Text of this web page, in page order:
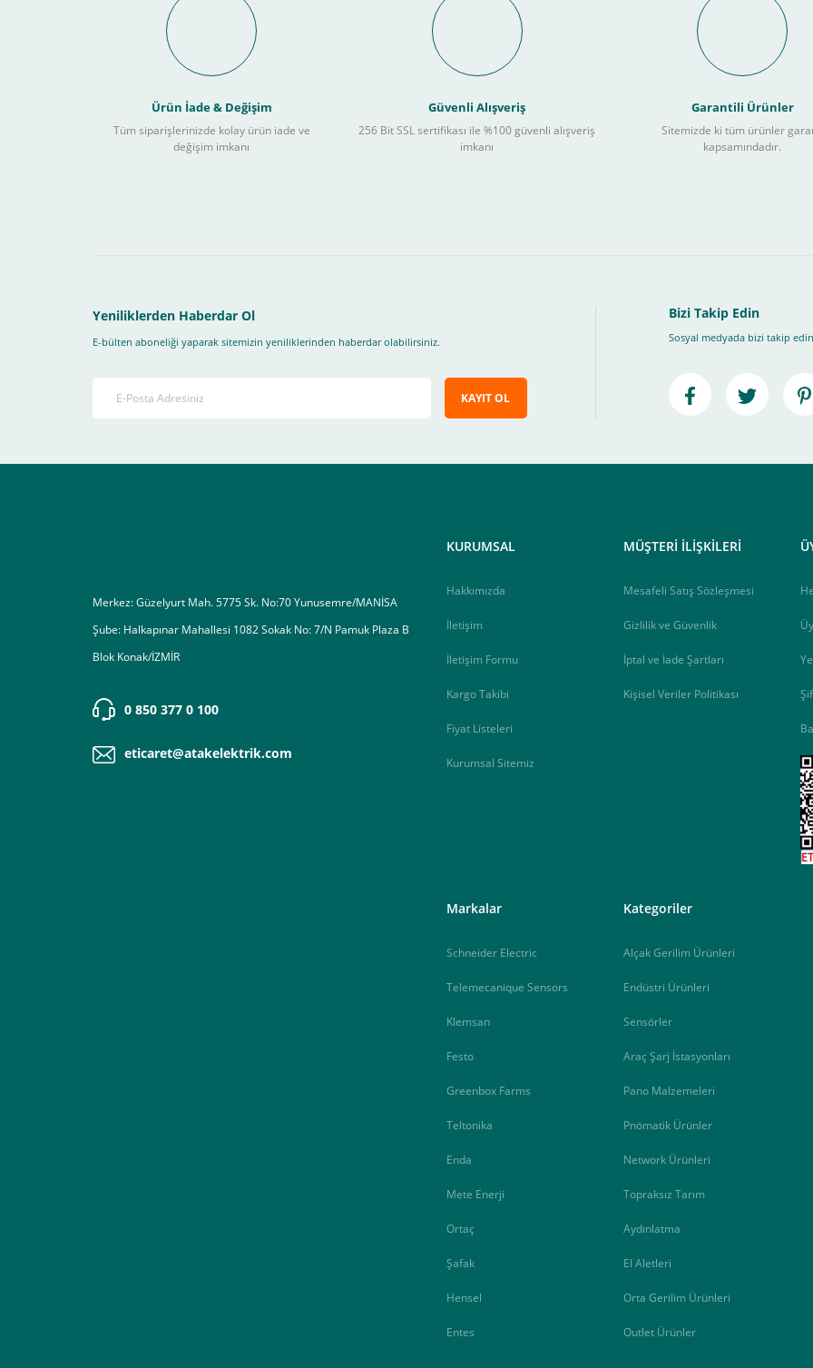
Schneider Electric Sanal POS ile Vade Farksız Taksit
Kullanılır ?
Sitemizden yapacağınız tüm alışverişlerde aşağıdaki adımları takip ederek peşin fiyatına 3 Taksit seçenekleri bankaya göre
4-Son olarak siparişi vermiş olduğunuz e-posta adresinize ileteceğimiz link üzerinden tıklayarak 3D Secure güvenli ödeme ile ödemenizi
Ürün İade & Değişim
Tüm siparişlerinizde kolay ürün iade ve
değişim imkanı
Güvenli Alışveriş
256 Bit SSL sertifikası ile %100 güvenli alışveriş
imkanı
Garantili Ürünler
Sitemizde ki tüm ürünler
kapsamındadır.
Yeniliklerden Haberdar Ol
E-bülten aboneliği yaparak sitemizin yeniliklerinden haberdar olabilirsiniz.
KAYIT OL
Bizi Takip Edin
Sosyal medyada bizi takip
Merkez: Güzelyurt Mah. 5775 Sk. No:70 Yunusemre/MANİSA
Şube: Halkapınar Mahallesi 1082 Sokak No: 7/N Pamuk Plaza B
Blok Konak/İZMİR
0 850 377 0 100
eticaret@atakelektrik.com
KURUMSAL
Hakkımızda
İletişim
İletişim Formu
Kargo Takibi
Fiyat Listeleri
Kurumsal Sitemiz
MÜŞTERİ İLİŞKİLERİ
Mesafeli Satış Sözleşmesi
Gizlilik ve Güvenlik
İptal ve İade Şartları
Kişisel Veriler Politikası
Markalar
Schneider Electric
Telemecanique Sensors
Klemsan
Festo
Greenbox Farms
Teltonika
Enda
Mete Enerji
Ortaç
Şafak
Hensel
Entes
Kategoriler
Alçak Gerilim Ürünleri
Endüstri Ürünleri
Sensörler
Araç Şarj İstasyonları
Pano Malzemeleri
Pnömatik Ürünler
Network Ürünleri
Topraksız Tarım
Aydınlatma
El Aletleri
Orta Gerilim Ürünleri
Outlet Ürünler